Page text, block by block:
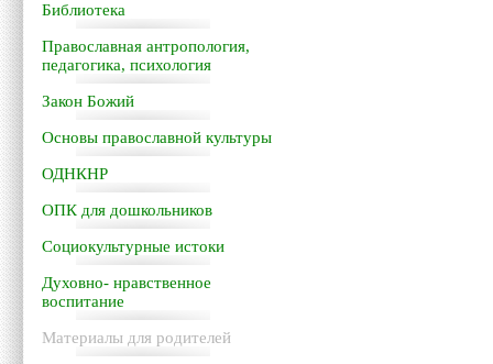
Библиотека
Православная антропология,
педагогика, психология
Закон Божий
Основы православной культуры
ОДНКНР
ОПК для дошкольников
Социокультурные истоки
Духовно- нравственное
воспитание
Материалы для родителей